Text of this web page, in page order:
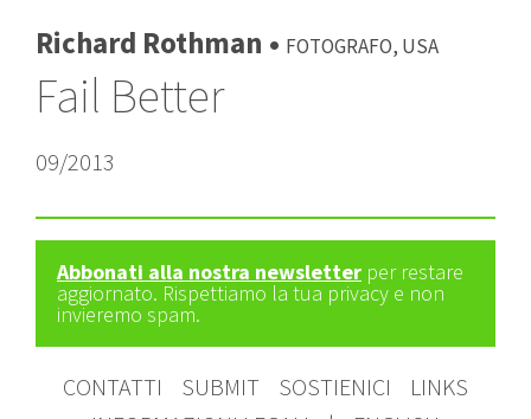
Richard Rothman • Fotografo, USA
Fail Better
09/2013
Abbonati alla nostra newsletter per restare
aggiornato. Rispettiamo la tua privacy e non
invieremo spam.
CONTATTI SUBMIT SOSTIENICI
LINKS